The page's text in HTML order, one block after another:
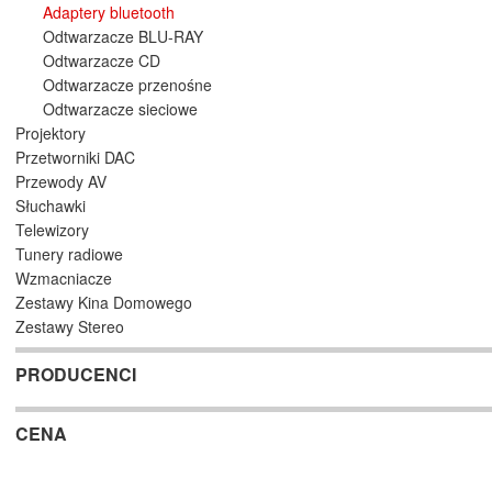
Adaptery bluetooth
Odtwarzacze BLU-RAY
Odtwarzacze CD
Odtwarzacze przenośne
Odtwarzacze sieciowe
Projektory
Przetworniki DAC
Przewody AV
Słuchawki
Telewizory
Tunery radiowe
Wzmacniacze
Zestawy Kina Domowego
Zestawy Stereo
PRODUCENCI
CENA